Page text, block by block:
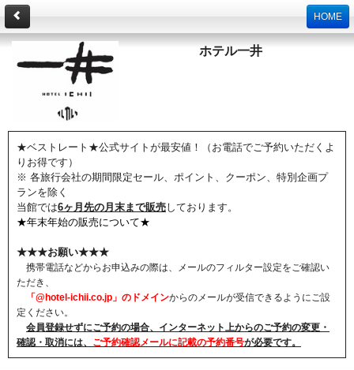
HOME
ホテル一井
★ベストレート★公式サイトが最安値！（お電話でご予約いただくよ
りお得です）
※ 各旅行会社の期間限定セール、ポイント、クーポン、特別企画プ
ランを除く
当館では6ヶ月先の月末まで販売しております。
★年末年始の販売について★
★★★お願い★★★
携帯電話などからお申込みの際は、メールのフィルター設定をご確認い
ただき、
「@hotel-ichii.co.jp」のドメインからのメールが受信できるようにご設
定ください。
会員登録せずにご予約の場合、インターネット上からのご予約の変更・
確認・取消には、 ご予約確認メールに記載の予約番号が必要です。